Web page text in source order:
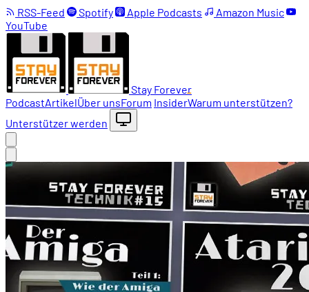
RSS-Feed Spotify Apple Podcasts
Amazon Music
YouTube
Stay Forever
PodcastArtikelÜber unsForum InsiderWarum unterstützen?
Unterstützer werden